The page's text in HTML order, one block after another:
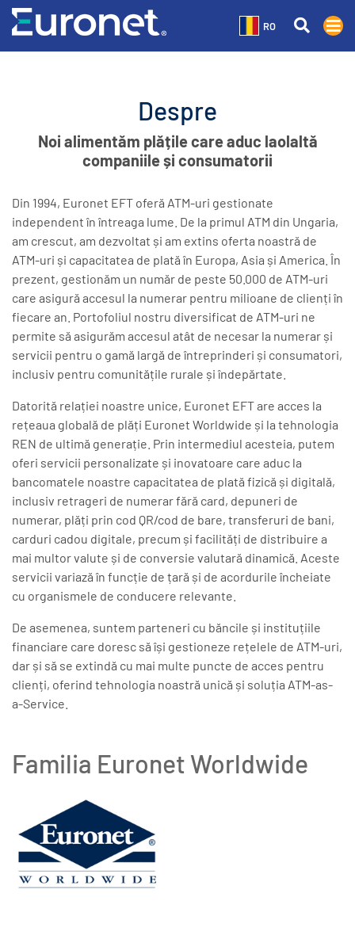
RO
Despre
Noi alimentăm plățile care aduc laolaltă
companiile și consumatorii
Din 1994, Euronet EFT oferă ATM-uri gestionate
independent în întreaga lume. De la primul ATM din Ungaria,
am crescut, am dezvoltat și am extins oferta noastră de
ATM-uri și capacitatea de plată în Europa, Asia și America. În
prezent, gestionăm un număr de peste 50.000 de ATM-uri
care asigură accesul la numerar pentru milioane de clienți în
fiecare an. Portofoliul nostru diversificat de ATM-uri ne
permite să asigurăm accesul atât de necesar la numerar și
servicii pentru o gamă largă de întreprinderi și consumatori,
inclusiv pentru comunitățile rurale și îndepărtate.
Datorită relației noastre unice, Euronet EFT are acces la
rețeaua globală de plăți Euronet Worldwide și la tehnologia
REN de ultimă generație. Prin intermediul acesteia, putem
oferi servicii personalizate și inovatoare care aduc la
bancomatele noastre capacitatea de plată fizică și digitală,
inclusiv retrageri de numerar fără card, depuneri de
numerar, plăți prin cod QR/cod de bare, transferuri de bani,
carduri cadou digitale, precum și facilități de distribuire a
mai multor valute și de conversie valutară dinamică. Aceste
servicii variază în funcție de țară și de acordurile încheiate
cu organismele de conducere relevante.
De asemenea, suntem parteneri cu băncile și instituțiile
financiare care doresc să își gestioneze rețelele de ATM-uri,
dar și să se extindă cu mai multe puncte de acces pentru
clienți, oferind tehnologia noastră unică și soluția ATM-as-
a-Service.
Familia Euronet Worldwide